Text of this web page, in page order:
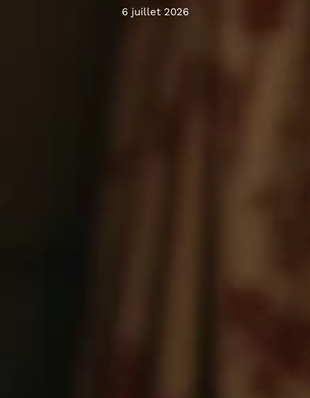
6 juillet 2026